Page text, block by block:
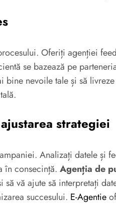
Oferiți agenției
se bazează pe
bine nevoile tale și să
strategiei
Analizați datele și
în consecință. Agenția de
vă ajute să interpretați
succesului. E-Agentie